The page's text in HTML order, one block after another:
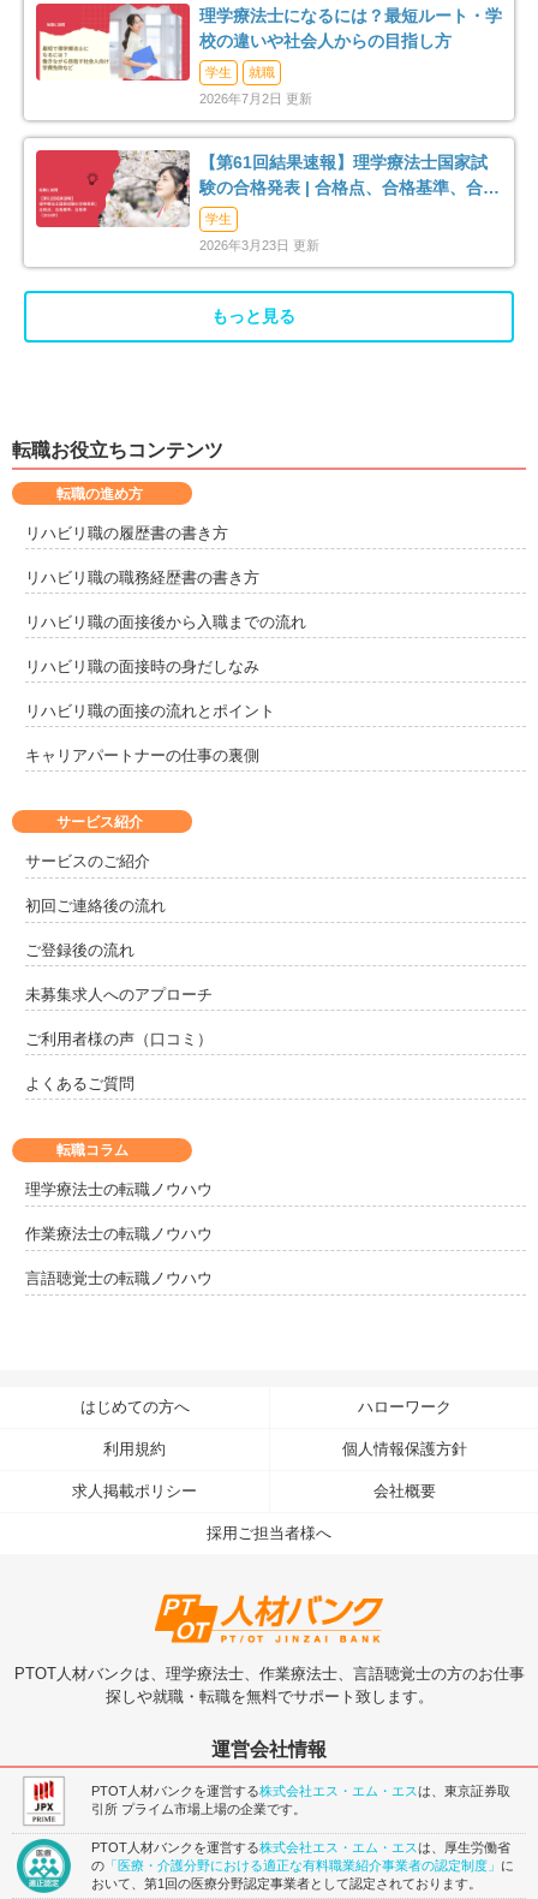
理学療法士になるには？最短ルート・学
校の違いや社会人からの目指し方
学生
就職
2026年7月2日 更新
【第61回結果速報】理学療法士国家試
験の合格発表 | 合格点、合格基準、合格
率（2026年）
学生
2026年3月23日 更新
もっと見る
転職お役立ちコンテンツ
サービス紹介
サービスのご紹介
初回ご連絡後の流れ
ご登録後の流れ
未募集求人へのアプローチ
ご利用者様の声（口コミ）
よくあるご質問
転職の進め方
リハビリ職の履歴書の書き方
リハビリ職の職務経歴書の書き方
リハビリ職の面接後から入職までの流れ
リハビリ職の面接時の身だしなみ
リハビリ職の面接の流れとポイント
キャリアパートナーの仕事の裏側
転職コラム
理学療法士の転職ノウハウ
作業療法士の転職ノウハウ
言語聴覚士の転職ノウハウ
はじめての方へ ハローワーク
利用規約 個人情報保護方針
求人掲載ポリシー 会社概要
採用ご担当者様へ
PTOT人材バンクは、理学療法士、作業療法士、言語聴覚士の方のお仕事
探しや就職・転職を無料でサポート致します。
運営会社情報
PTOT人材バンクを運営する株式会社エス・エム・エスは、東京証券取
引所 プライム市場上場の企業です。
PTOT人材バンクを運営する株式会社エス・エム・エスは、厚生労働省
の 「医療・介護分野における適正な有料職業紹介事業者の認定制度」 に
おいて、第1回の医療分野認定事業者として認定されております。